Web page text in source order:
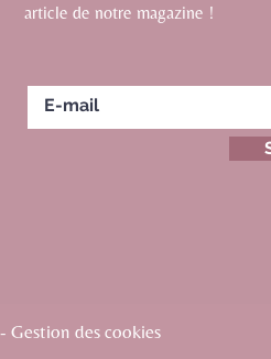
article de notre magazine !
des cookies